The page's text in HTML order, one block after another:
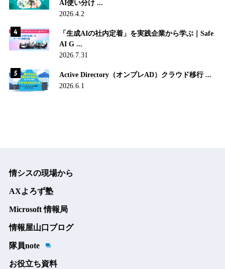
AI使い分け ...
2026.4.2
「生成AIの社内定着」を実践企業から学ぶ｜Safe
AI G ...
2026.7.31
Active Directory（オンプレAD）クラウド移行 ...
2026.6.1
情シスの現場から
AXよろず塾
Microsoft 情報局
情報屋山口ブログ
隊員note
お役立ち資料